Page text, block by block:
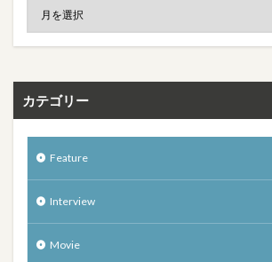
カテゴリー
Feature
Interview
Movie